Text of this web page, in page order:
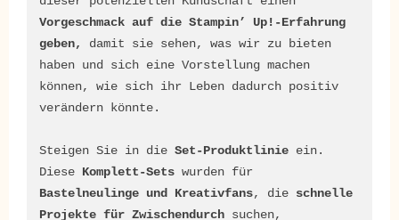
Vorgeschmack auf die Stampin’ Up!-Erfahrung
geben,
damit sie sehen, was wir zu bieten
haben und sich eine Vorstellung machen
können, wie sich ihr Leben dadurch positiv
verändern könnte.
Steigen Sie in die Set-Produktlinie ein.
Diese Komplett-Sets
Bastelneulinge und Kreativfans, die schnelle
Projekte für Zwischendurch suchen,